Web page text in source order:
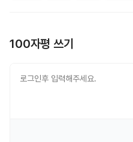
100자평 쓰기